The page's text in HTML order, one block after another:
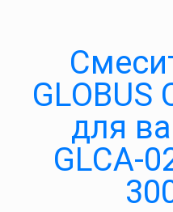
GLOBUS
для
GLCA-